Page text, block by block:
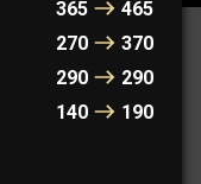
365
465
270
370
290
290
140 190